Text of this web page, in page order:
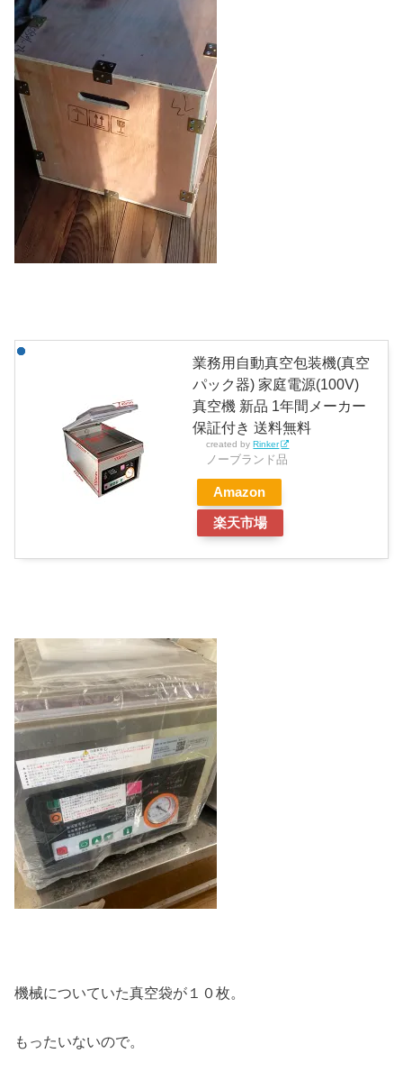
業務用自動真空包装機(真空
パック器) 家庭電源(100V)
真空機 新品 1年間メーカー
保証付き 送料無料
created byRinker
ノーブランド品
Amazon
楽天市場
機械についていた真空袋が１０枚。
もったいないので。